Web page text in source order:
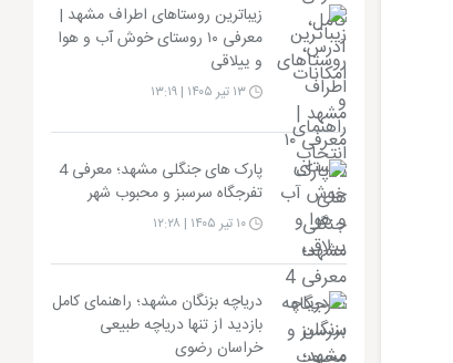
زیباترین روستاهای اطراف مشهد |
معرفی ۱۰ روستای خوش آب و هوا
و ییلاقی
۱۳ تیر ۱۴۰۵ | ۱۳:۱۹
پارک های جنگلی مشهد؛ معرفی 4
تفرجگاه سرسبز و محبوب شهر
۱۰ تیر ۱۴۰۵ | ۱۲:۲۸
دریاچه بزنگان مشهد؛ راهنمای کامل
بازدید از تنها دریاچه طبیعی
خراسان رضوی